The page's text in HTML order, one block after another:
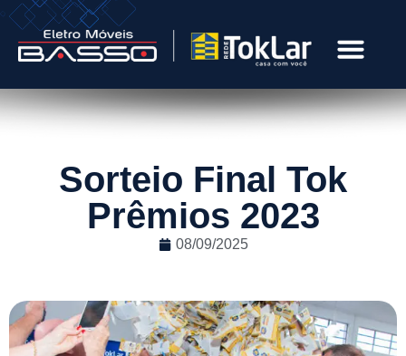
Sorteio Final Tok
Prêmios 2023
08/09/2025